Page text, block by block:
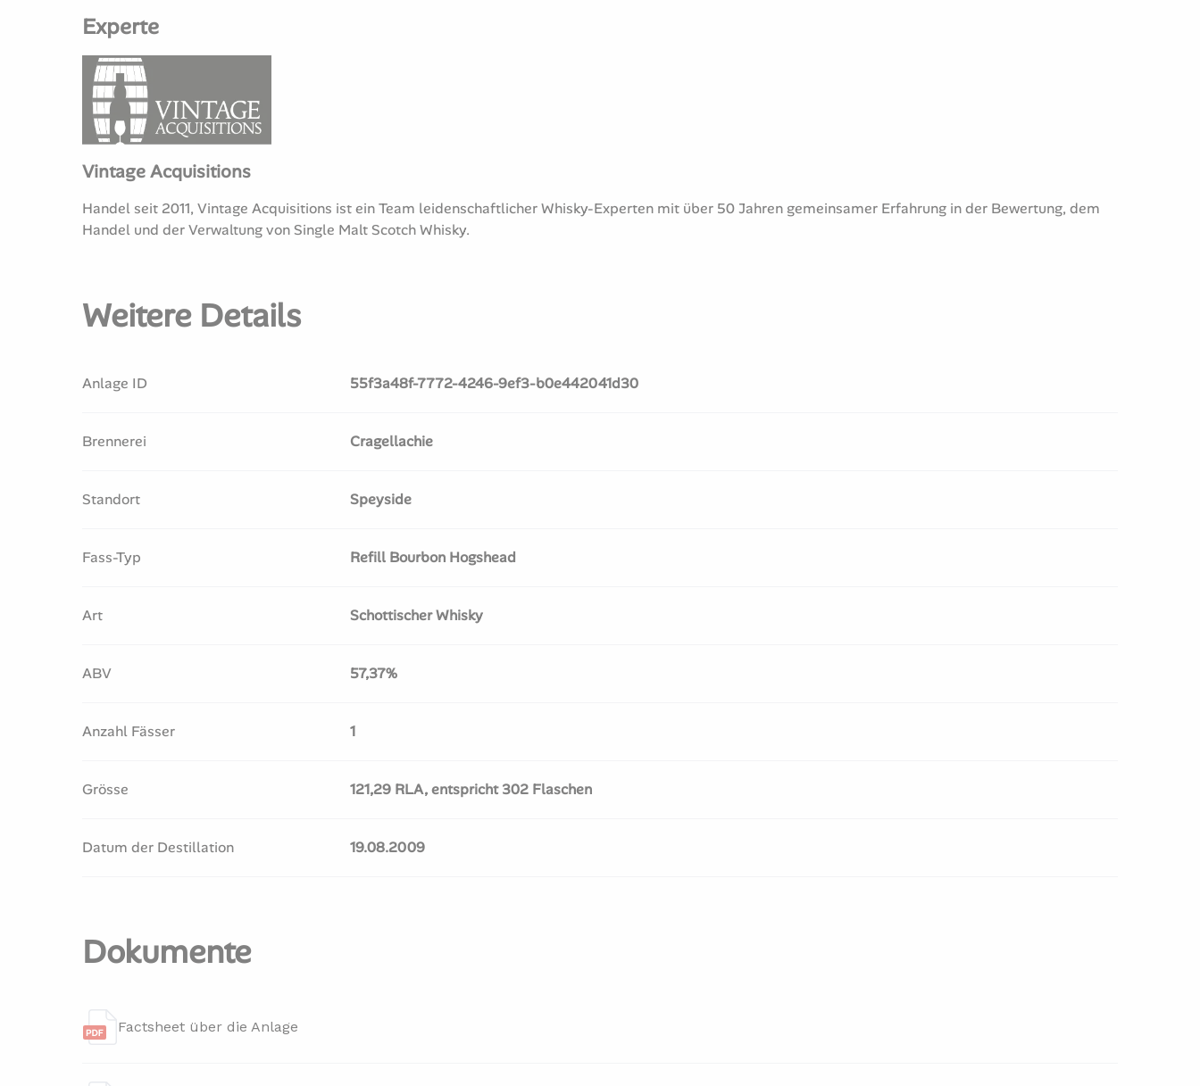
Experte
Vintage Acquisitions
Handel seit 2011, Vintage Acquisitions ist ein Team leidenschaftlicher Whisky-Experten mit über 50 Jahren gemeinsamer Erfahrung in der Bewertung, dem
Handel und der Verwaltung von Single Malt Scotch Whisky.
Weitere Details
Anlage ID 55f3a48f-7772-4246-9ef3-b0e442041d30
Brennerei Cragellachie
Standort Speyside
Fass-Typ Refill Bourbon Hogshead
Art Schottischer Whisky
ABV 57,37%
Anzahl Fässer 1
Grösse 121,29 RLA, entspricht 302 Flaschen
Datum der Destillation 19.08.2009
Dokumente
Factsheet über die Anlage